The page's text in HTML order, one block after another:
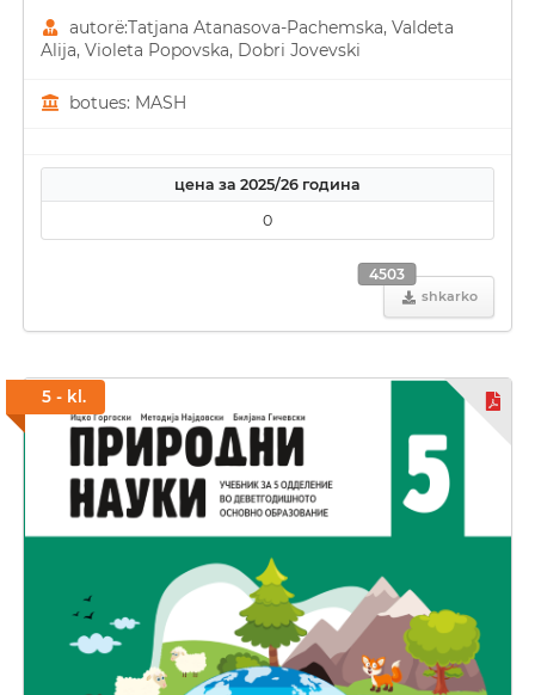
autorë:Tatjana Atanasova-Pachemska, Valdeta
Alija, Violeta Popovska, Dobri Јovevski
botues: MASH
цена за 2025/26 година
0
shkarko
4503
5 - kl.